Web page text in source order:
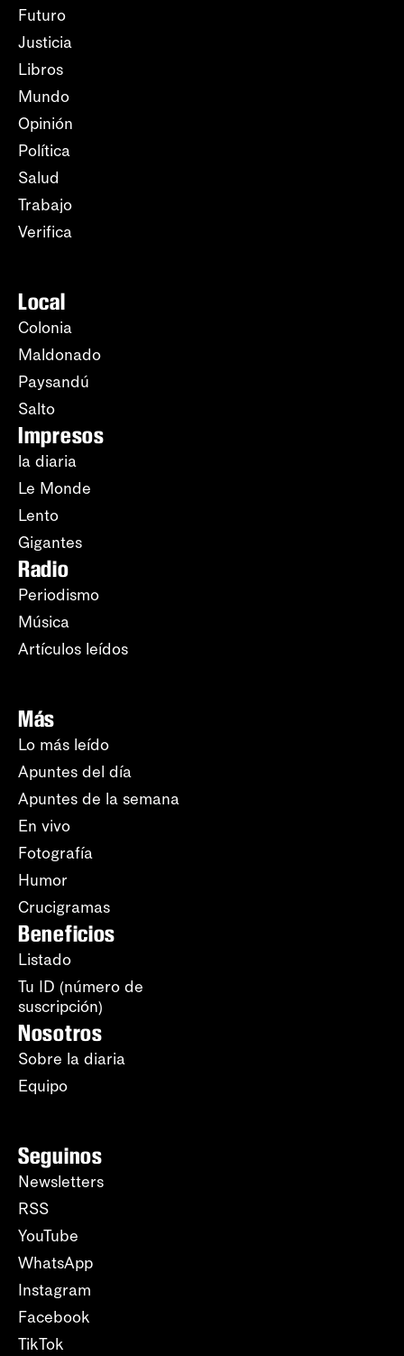
Futuro
Justicia
Libros
Mundo
Opinión
Política
Salud
Trabajo
Verifica
Local
Colonia
Maldonado
Paysandú
Salto
Impresos
la diaria
Le Monde
Lento
Gigantes
Radio
Periodismo
Música
Artículos leídos
Más
Lo más leído
Apuntes del día
Apuntes de la semana
En vivo
Fotografía
Humor
Crucigramas
Beneficios
Listado
Tu ID (número de
suscripción)
Nosotros
Sobre la diaria
Equipo
Seguinos
Newsletters
RSS
YouTube
WhatsApp
Instagram
Facebook
TikTok